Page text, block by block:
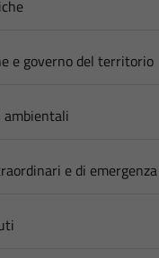
e governo del territorio
e di emergenza